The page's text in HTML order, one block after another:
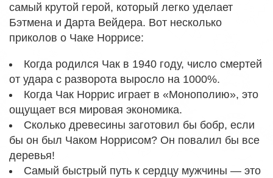
самый крутой герой, который легко уделает
Бэтмена и Дарта Вейдера. Вот несколько
приколов о Чаке Норрисе:
Когда родился Чак в 1940 году, число смертей
от удара с разворота выросло на 1000%.
Когда Чак Норрис играет в «Монополию», это
ощущает вся мировая экономика.
Сколько древесины заготовил бы бобр, если
бы он был Чаком Норрисом? Он повалил бы все
деревья!
Самый быстрый путь к сердцу мужчины — это